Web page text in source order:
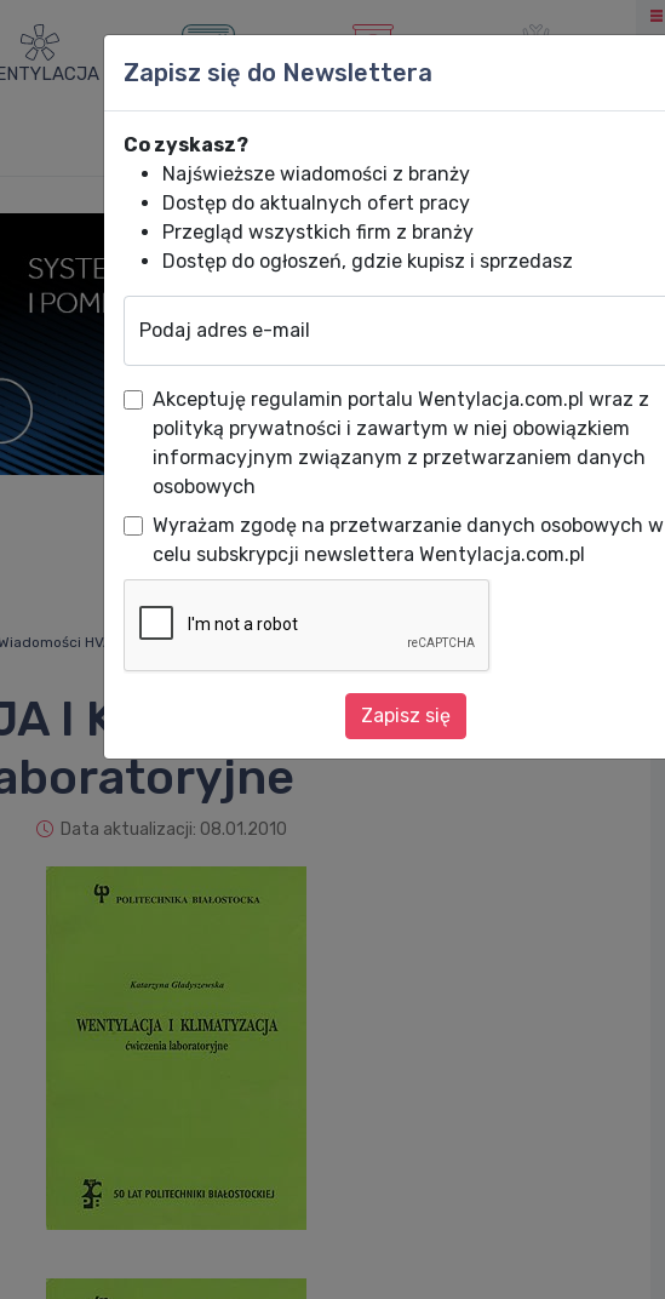
KLIMATYZACJA OGRZEWANIE
HVACR WENTYLACJA I KLIMATYZACJA. Ćwiczenia laboratoryjne
I KLIMATYZACJA.
Data aktualizacji: 08.01.2010
Zapisz się do Newslettera
Co zyskasz?
Najświeższe wiadomości z branży
Dostęp do aktualnych ofert pracy
Przegląd wszystkich firm z branży
Dostęp do ogłoszeń, gdzie kupisz i sprzedasz
Podaj adres e-mail
Akceptuję regulamin portalu Wentylacja.com.pl wraz z
polityką prywatności i zawartym w niej obowiązkiem
informacyjnym związanym z przetwarzaniem danych
osobowych
Wyrażam zgodę na przetwarzanie danych osobowych w
celu subskrypcji newslettera Wentylacja.com.pl
Zapisz się